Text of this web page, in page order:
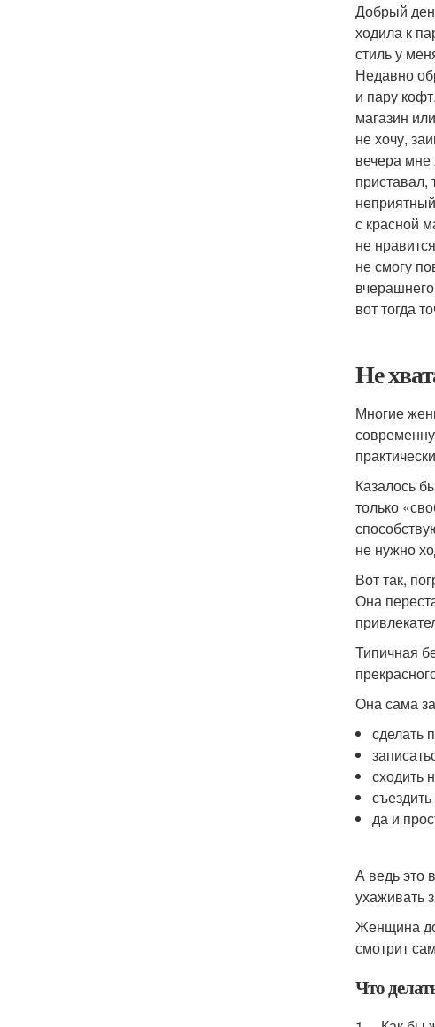
Добрый
ходила к
стиль у
Недавно
и пару
магазин
не хочу,
вечера мне
с красной
не
не смогу
вот тогда
Не
Многие
Казалось
только
не нужно
Вот так,
Она
Типичная
Она сама
сделать
сходить
да и
А ведь это
ухаживать
Женщина
смотрит
Что